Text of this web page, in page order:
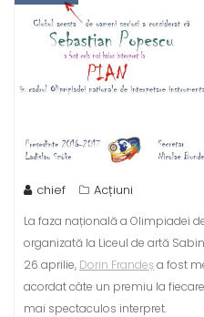
chief Acțiuni
La faza națională a Olimpiadei
organizată la Liceul de artă
26 aprilie, Dorin Frandeșa fost
acordat câte un premiu la
mai spectaculos interpret.